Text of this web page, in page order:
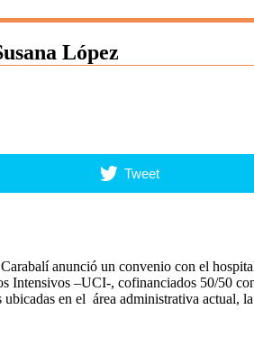
López
Tweet
anunció un convenio con el
Intensivos –UCI-, cofinanciados 50/50
en el área administrativa actual,